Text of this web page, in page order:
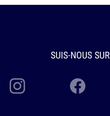
SUIS-NOUS SUR